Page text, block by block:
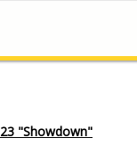
"Showdown"